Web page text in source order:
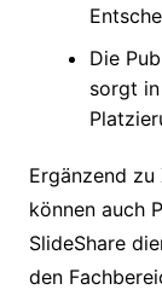
Die
sorgt
Ergänzend
können auch
SlideShare
den